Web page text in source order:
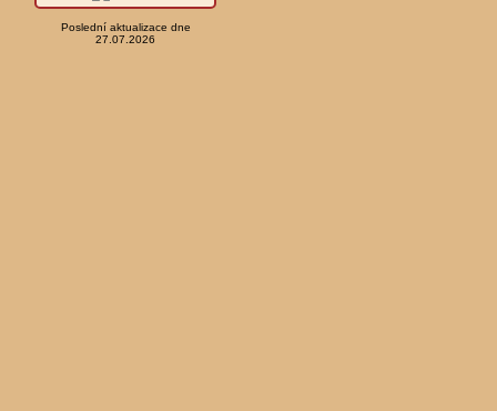
Poslední aktualizace dne
27.07.2026